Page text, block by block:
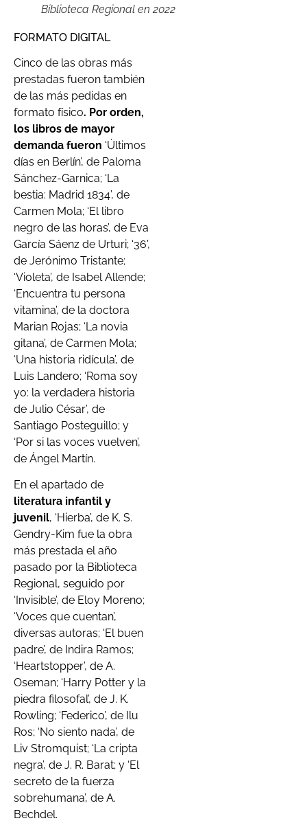
Biblioteca Regional en 2022
FORMATO DIGITAL
Cinco de las obras más
prestadas fueron también
de las más pedidas en
formato físico. Por orden,
los libros de mayor
demanda fueron ‘Últimos
días en Berlín’, de Paloma
Sánchez-Garnica; ‘La
bestia: Madrid 1834’, de
Carmen Mola; ‘El libro
negro de las horas’, de Eva
García Sáenz de Urturi; ‘36’,
de Jerónimo Tristante;
‘Violeta’, de Isabel Allende;
‘Encuentra tu persona
vitamina’, de la doctora
Marian Rojas; ‘La novia
gitana’, de Carmen Mola;
‘Una historia ridícula’, de
Luis Landero; ‘Roma soy
yo: la verdadera historia
de Julio César’, de
Santiago Posteguillo; y
‘Por si las voces vuelven’,
de Ángel Martín.
En el apartado de
literatura infantil y
juvenil, ‘Hierba’, de K. S.
Gendry-Kim fue la obra
más prestada el año
pasado por la Biblioteca
Regional, seguido por
‘Invisible’, de Eloy Moreno;
‘Voces que cuentan’,
diversas autoras; ‘El buen
padre’, de Indira Ramos;
‘Heartstopper’, de A.
Oseman; ‘Harry Potter y la
piedra filosofal’, de J. K.
Rowling; ‘Federico’, de Ilu
Ros; ‘No siento nada’, de
Liv Stromquist; ‘La cripta
negra’, de J. R. Barat; y ‘El
secreto de la fuerza
sobrehumana’, de A.
Bechdel.